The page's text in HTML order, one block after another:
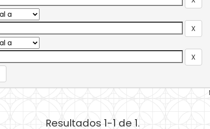
Resultados 1-1 de 1.